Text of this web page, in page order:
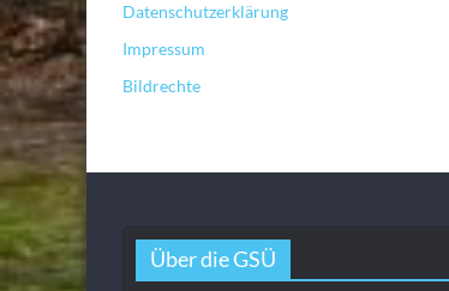
Datenschutzerklärung
Impressum
Bildrechte
Über die GSÜ